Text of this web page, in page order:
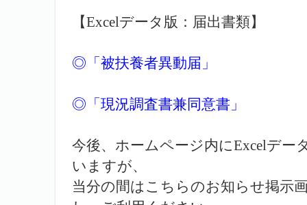
【Excelデータ版：届出書類】
◎「被扶養者異動届」
◎「現況調査書兼同意書」
今後、ホームページ内にExcelデー
いますが、
当分の間はこちらのお知らせ掲示